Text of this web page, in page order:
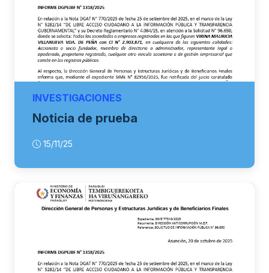
INVESTIGACIONES
Noticia de prueba
15/11/25